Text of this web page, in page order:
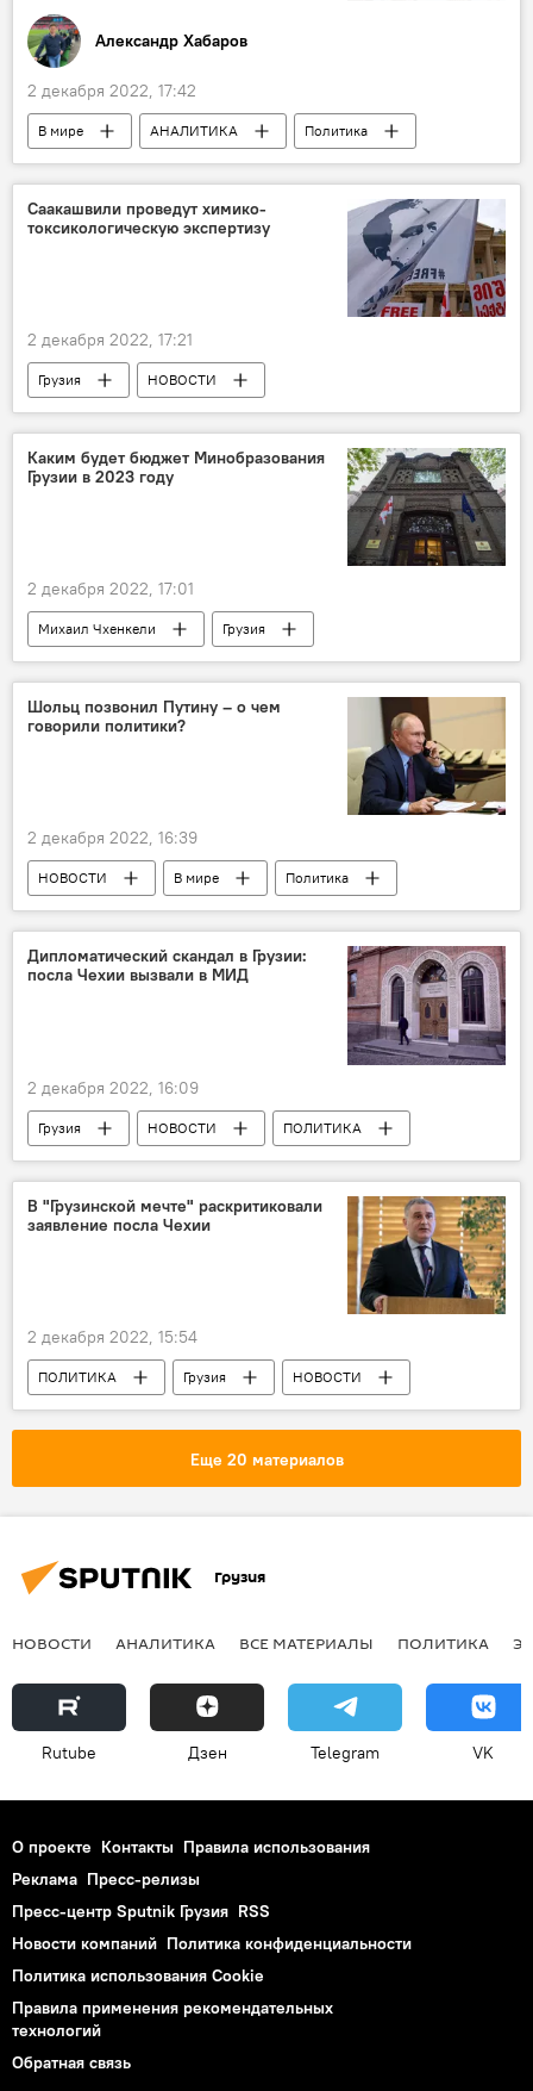
Александр Хабаров
2 декабря 2022, 17:42
В мире АНАЛИТИКА
Политика
Прити Пател
Борис Джонсон
Лондон
Индия
Саакашвили проведут химико-
токсикологическую экспертизу
2 декабря 2022, 17:21
Грузия
НОВОСТИ
Михаил Саакашвили
Шалва Хачапуридзе
Валерий Гелашвили
Украина
Тбилисский городской суд
Каким будет бюджет Минобразования
Грузии в 2023 году
2 декабря 2022, 17:01
Михаил Чхенкели
Грузия
НОВОСТИ
ОБЩЕСТВО
Тбилиси
Министерство образования и науки Грузии
Образование в Грузии
Министерство образования, науки, культуры и спорта
Шольц позвонил Путину – о чем
говорили политики?
2 декабря 2022, 16:39
НОВОСТИ В мире
Политика
Россия
Владимир Путин
Украина
Германия
Киев
Обострение ситуации вокруг Украины
Дипломатический скандал в Грузии:
посла Чехии вызвали в МИД
2 декабря 2022, 16:09
Грузия НОВОСТИ
ПОЛИТИКА
Чехия
В "Грузинской мечте" раскритиковали
заявление посла Чехии
2 декабря 2022, 15:54
ПОЛИТИКА Грузия
НОВОСТИ
Чехия
Тбилиси
Еще 20 материалов
Грузия
НОВОСТИ АНАЛИТИКА ВСЕ МАТЕРИАЛЫ ПОЛИТИКА
Rutube Дзен Telegram VK
О проекте Контакты Правила использования
Реклама Пресс-релизы
Пресс-центр Sputnik Грузия RSS
Новости компаний Политика конфиденциальности
Политика использования Cookie
Правила применения рекомендательных
технологий
Обратная связь